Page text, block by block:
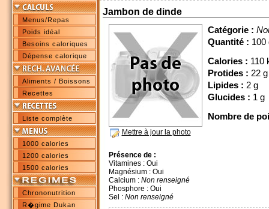
Menus/Repas
Poids idéal
Besoins caloriques
Dépense calorique
Aliments / Boissons
Recettes
Liste complète
1000 calories
1200 calories
1500 calories
Chrononutrition
R�gime Dukan
Jambon de dinde
Mettre à jour la photo
Catégorie :
Quantité : 100
Calories : 110
Protides : 22 g
Lipides : 2 g
Glucides : 1 g
Nombre de
Présence de :
Vitamines : Oui
Magnésium : Oui
Calcium : Non renseigné
Phosphore : Oui
Sel : Non renseigné